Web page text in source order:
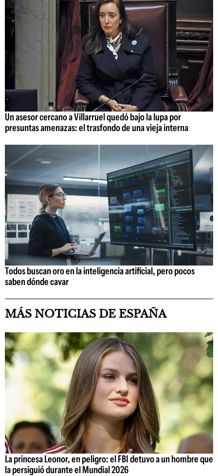
Un asesor cercano a Villarruel quedó bajo la lupa por
presuntas amenazas: el trasfondo de una vieja interna
Todos buscan oro en la inteligencia artificial, pero pocos
saben dónde cavar
MÁS NOTICIAS DE ESPAÑA
La princesa Leonor, en peligro: el FBI detuvo a un hombre que
la persiguió durante el Mundial 2026